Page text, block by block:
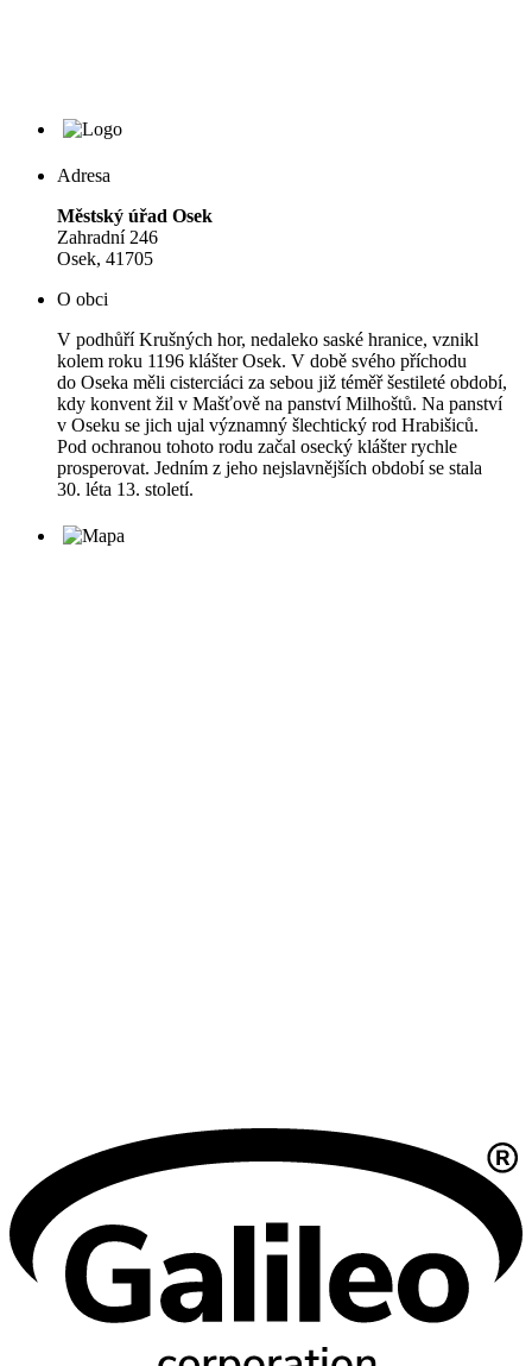
Adresa
Městský úřad Osek
Zahradní 246
Osek, 41705
O obci
V podhůří Krušných hor, nedaleko saské hranice, vznikl
kolem roku 1196 klášter Osek. V době svého příchodu
do Oseka měli cisterciáci za sebou již téměř šestileté období,
kdy konvent žil v Mašťově na panství Milhoštů. Na panství
v Oseku se jich ujal významný šlechtický rod Hrabišiců.
Pod ochranou tohoto rodu začal osecký klášter rychle
prosperovat. Jedním z jeho nejslavnějších období se stala
30. léta 13. století.